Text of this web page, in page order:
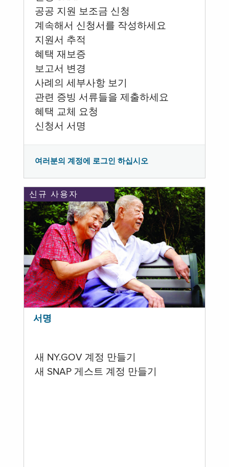
공공 지원 보조금 신청
계속해서 신청서를 작성하세요
지원서 추적
혜택 재보증
보고서 변경
사례의 세부사항 보기
관련 증빙 서류들을 제출하세요
혜택 교체 요청
신청서 서명
여러분의 계정에 로그인 하십시오
신규 사용자
서명
새 NY.GOV 계정 만들기
새 SNAP 게스트 계정 만들기